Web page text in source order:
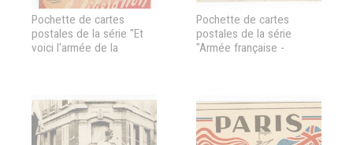
Pochette de cartes
postales de la série "Et
voici l'armée de la
Pochette de cartes
postales de la série
"Armée française -